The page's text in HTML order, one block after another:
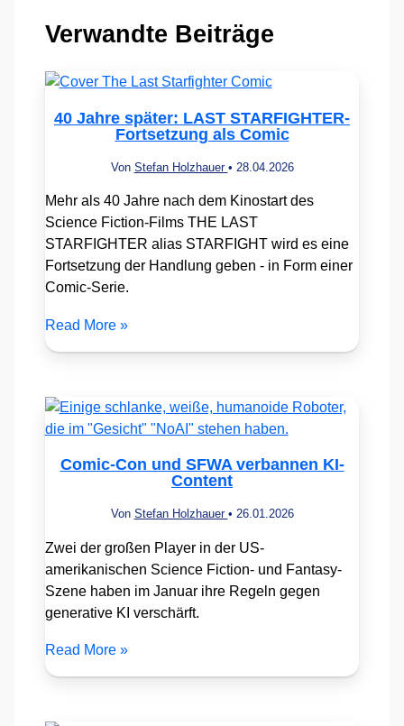
Verwandte Beiträge
40 Jahre später: LAST STARFIGHTER-
Fortsetzung als Comic
Von Stefan Holzhauer • 28.04.2026
Mehr als 40 Jahre nach dem Kinostart des
Science Fiction-Films THE LAST
STARFIGHTER alias STARFIGHT wird es eine
Fortsetzung der Handlung geben - in Form einer
Comic-Serie.
Read More »
Comic-Con und SFWA verbannen KI-
Content
Von Stefan Holzhauer • 26.01.2026
Zwei der großen Player in der US-
amerikanischen Science Fiction- und Fantasy-
Szene haben im Januar ihre Regeln gegen
generative KI verschärft.
Read More »